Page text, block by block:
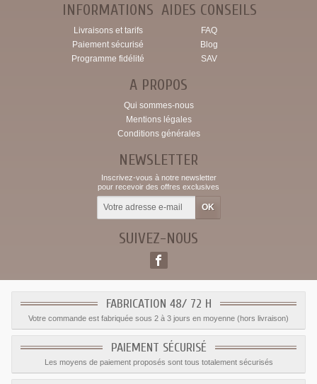
INFORMATIONS
Livraisons et tarifs
Paiement sécurisé
Programme fidélité
AIDES CONSEILS
FAQ
Blog
SAV
A PROPOS
Qui sommes-nous
Mentions légales
Conditions générales
NEWSLETTER
Inscrivez-vous à notre newsletter
pour recevoir des offres exclusives
SUIVEZ-NOUS
FABRICATION 48/ 72 H
Votre commande est fabriquée sous 2 à 3 jours en moyenne (hors livraison)
PAIEMENT SÉCURISÉ
Les moyens de paiement proposés sont tous totalement sécurisés